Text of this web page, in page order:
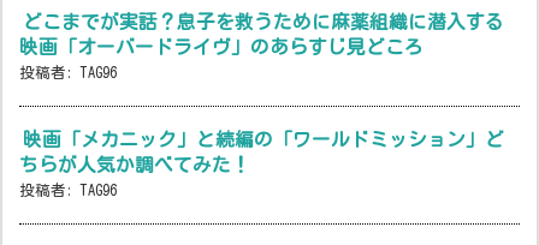
どこまでが実話？息子を救うために麻薬組織に潜入する
映画「オーバードライヴ」のあらすじ見どころ
投稿者: TAG96
映画「メカニック」と続編の「ワールドミッション」ど
ちらが人気か調べてみた！
投稿者: TAG96